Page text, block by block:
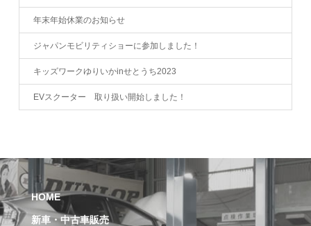
年末年始休業のお知らせ
ジャパンモビリティショーに参加しました！
キッズワークゆりいかinせとうち2023
EVスクーター 取り扱い開始しました！
HOME
新車・中古車販売